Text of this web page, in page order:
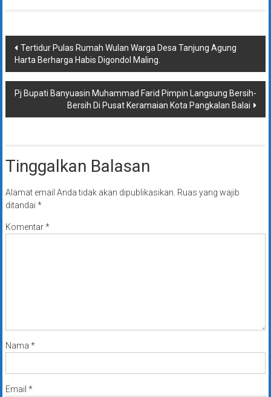
Navigasi
pos
Tertidur Pulas Rumah Wulan Warga Desa Tanjung Agung
Harta Berharga Habis Digondol Maling.
Pj Bupati Banyuasin Muhammad Farid Pimpin Langsung Bersih-
Bersih Di Pusat Keramaian Kota Pangkalan Balai
Tinggalkan Balasan
Alamat email Anda tidak akan dipublikasikan. Ruas yang wajib
ditandai *
Komentar*
Nama *
Email *